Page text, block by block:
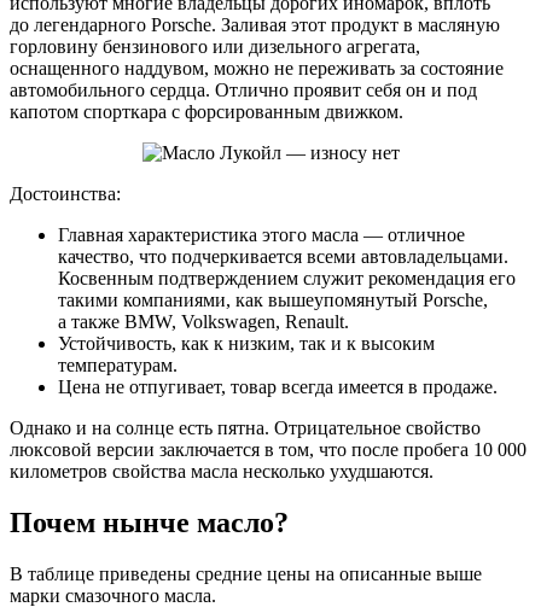
до легендарного Porsche. Заливая этот продукт в масляную
горловину бензинового или дизельного агрегата,
оснащенного наддувом, можно не переживать за состояние
автомобильного сердца. Отлично проявит себя он и под
капотом спорткара с форсированным движком.
Достоинства:
Главная характеристика этого масла — отличное
качество, что подчеркивается всеми автовладельцами.
Косвенным подтверждением служит рекомендация его
такими компаниями, как вышеупомянутый Porsche,
а также BMW, Volkswagen, Renault.
Устойчивость, как к низким, так и к высоким
температурам.
Цена не отпугивает, товар всегда имеется в продаже.
Однако и на солнце есть пятна. Отрицательное свойство
люксовой версии заключается в том, что после пробега 10 000
километров свойства масла несколько ухудшаются.
Почем нынче масло?
В таблице приведены средние цены на описанные выше
марки смазочного масла.